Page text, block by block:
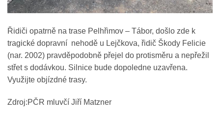
Řidiči opatrně na trase Pelhřimov – Tábor, došlo zde k
tragické dopravní nehodě u Lejčkova, řidič Škody Felicie
(nar. 2002) pravděpodobně přejel do protisměru a nepřežil
střet s dodávkou. Silnice bude dopoledne uzavřena.
Využijte objízdné trasy.
Zdroj:PČR mluvčí Jiří Matzner